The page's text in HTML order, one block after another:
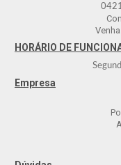
HORÁRIO DE
Empresa